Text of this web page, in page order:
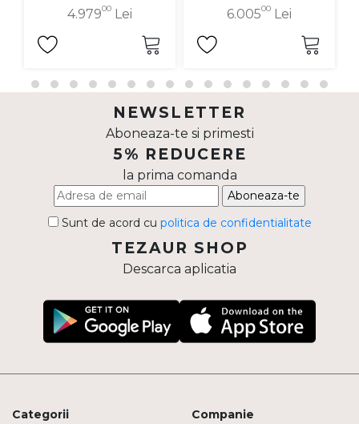
4.97900Lei 6.00500Lei
NEWSLETTER
Aboneaza-te si primesti
5% REDUCERE
la prima comanda
Aboneaza-te
Sunt de acord cu politica de confidentialitate
TEZAUR SHOP
Descarca aplicatia
Categorii Companie